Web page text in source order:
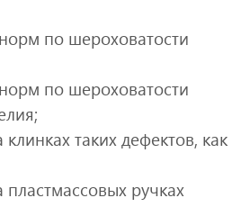
по шероховатости
по шероховатости
клинках таких дефектов, как
пластмассовых ручках